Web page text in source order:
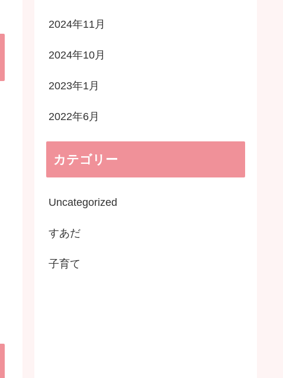
2024年11月
2024年10月
2023年1月
2022年6月
カテゴリー
Uncategorized
すあだ
子育て